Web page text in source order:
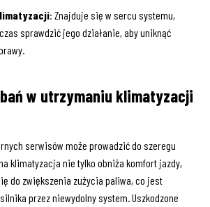
: Znajduje się w sercu systemu,
sprawdzić jego działanie, aby uniknąć
w utrzymaniu klimatyzacji
serwisów może prowadzić do szeregu
klimatyzacja nie tylko obniża komfort jazdy,
do zwiększenia zużycia paliwa, co jest
przez niewydolny system. Uszkodzone